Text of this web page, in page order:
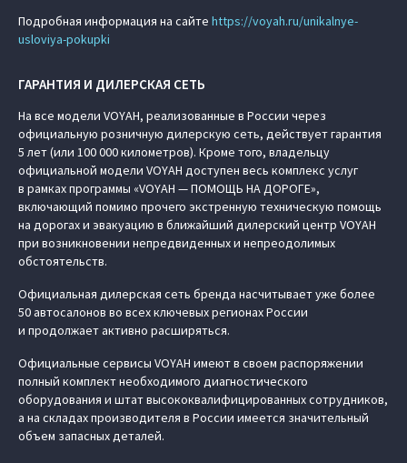
Подробная информация на сайте https://voyah.ru/unikalnye-
usloviya-pokupki
ГАРАНТИЯ И ДИЛЕРСКАЯ СЕТЬ
На все модели VOYAH, реализованные в России через
официальную розничную дилерскую сеть, действует гарантия
5 лет (или 100 000 километров). Кроме того, владельцу
официальной модели VOYAH доступен весь комплекс услуг
в рамках программы «VOYAH — ПОМОЩЬ НА ДОРОГЕ»,
включающий помимо прочего экстренную техническую помощь
на дорогах и эвакуацию в ближайший дилерский центр VOYAH
при возникновении непредвиденных и непреодолимых
обстоятельств.
Официальная дилерская сеть бренда насчитывает уже более
50 автосалонов во всех ключевых регионах России
и продолжает активно расширяться.
Официальные сервисы VOYAH имеют в своем распоряжении
полный комплект необходимого диагностического
оборудования и штат высококвалифицированных сотрудников,
а на складах производителя в России имеется значительный
объем запасных деталей.